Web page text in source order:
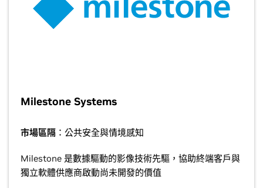
Milestone Systems
市場區隔 ：公共安全與情境感知
Milestone 是數據驅動的影像技術先驅，協助終端客戶與
獨立軟體供應商啟動尚未開發的價值